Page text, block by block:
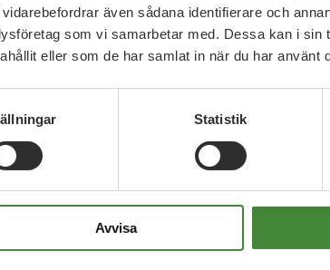
även sådana identifierare och
som vi samarbetar med. Dessa kan i sin
eller som de har samlat in när du har använt
Statistik
Avvisa
nyheter
över – nu fortsätter kampen för
rättigheter